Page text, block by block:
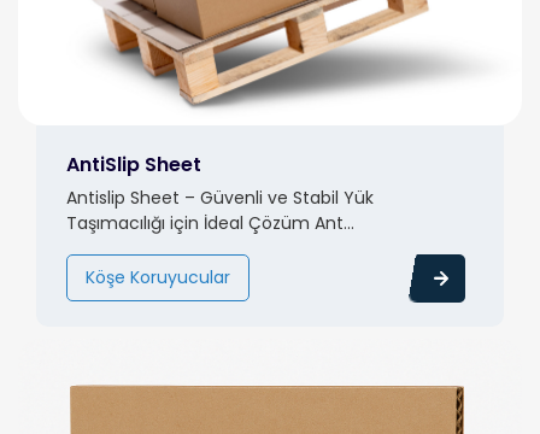
AntiSlip Sheet
Antislip Sheet – Güvenli ve Stabil Yük
Taşımacılığı için İdeal Çözüm Ant...
Köşe Koruyucular